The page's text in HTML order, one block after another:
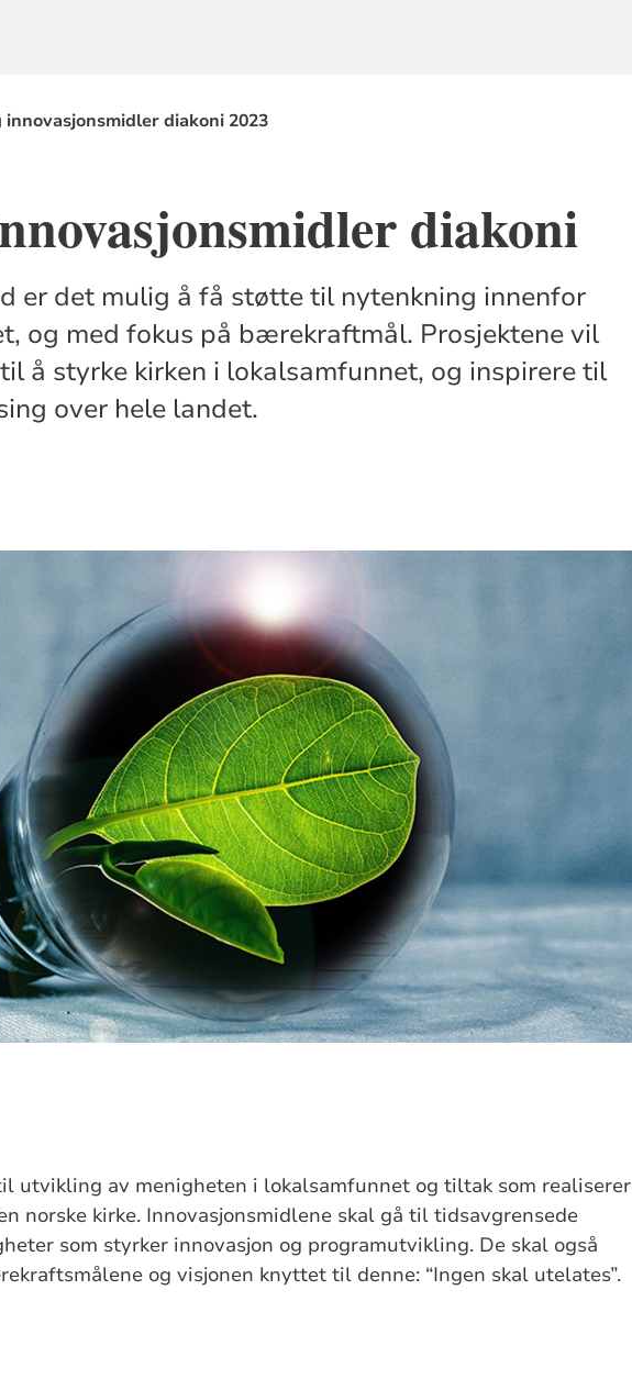
diakoni 2023
diakoni
er det mulig å få støtte til nytenkning innenfor
og med fokus på bærekraftmål. Prosjektene vil
å styrke kirken i lokalsamfunnet, og inspirere til
over hele landet.
utvikling av menigheten i lokalsamfunnet og tiltak som realiserer
norske kirke. Innovasjonsmidlene skal gå til tidsavgrensede
som styrker innovasjon og programutvikling. De skal også
og visjonen knyttet til denne: “Ingen skal utelates”.